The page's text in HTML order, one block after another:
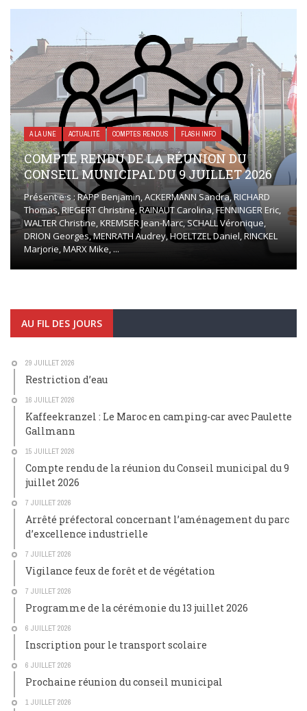
A LA UNE ACTUALITÉ COMPTES RENDUS FLASH INFO
COMPTE RENDU DE LA RÉUNION DU
CONSEIL MUNICIPAL DU 9 JUILLET 2026
Présent·e·s : RAPP Benjamin, ACKERMANN Sandra, RICHARD
Thomas, RIEGERT Christine, RAINAUT Carolina, FENNINGER Eric,
WALTER Christine, KREMSER Jean-Marc, SCHALL Véronique,
DRION Georges, MENRATH Audrey, HOELTZEL Daniel, RINCKEL
Marjorie, MARX Mike, ...
AU FIL DES JOURS
29 JUILLET 2026
Restriction d’eau
16 JUILLET 2026
Kaffeekranzel : Le Maroc en camping-car avec Paulette
Gallmann
15 JUILLET 2026
Compte rendu de la réunion du Conseil municipal du 9
juillet 2026
7 JUILLET 2026
Arrêté préfectoral concernant l’aménagement du parc
d’excellence industrielle
7 JUILLET 2026
Vigilance feux de forêt et de végétation
7 JUILLET 2026
Programme de la cérémonie du 13 juillet 2026
6 JUILLET 2026
Inscription pour le transport scolaire
6 JUILLET 2026
Prochaine réunion du conseil municipal
1 JUILLET 2026